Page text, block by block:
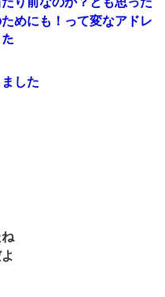
めにも！って変なアドレ
した